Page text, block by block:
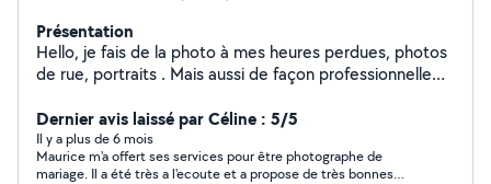
Présentation
Hello, je fais de la photo à mes heures perdues, photos
de rue, portraits . Mais aussi de façon professionnelle
(Mariage etc. ) Si vous êtes intéressé demandez moi
mon site web ! :) Insta : maurice_photographie35
mauricenguyen.f
Dernier avis laissé par Céline : 5/5
Il y a plus de 6 mois
Maurice m'a offert ses services pour être photographe de
mariage. Il a été très a l'ecoute et a propose de très bonnes